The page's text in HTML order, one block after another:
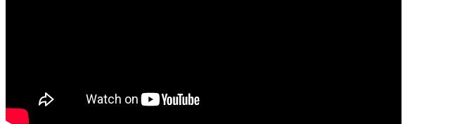
Fate
Girls Und Panzer